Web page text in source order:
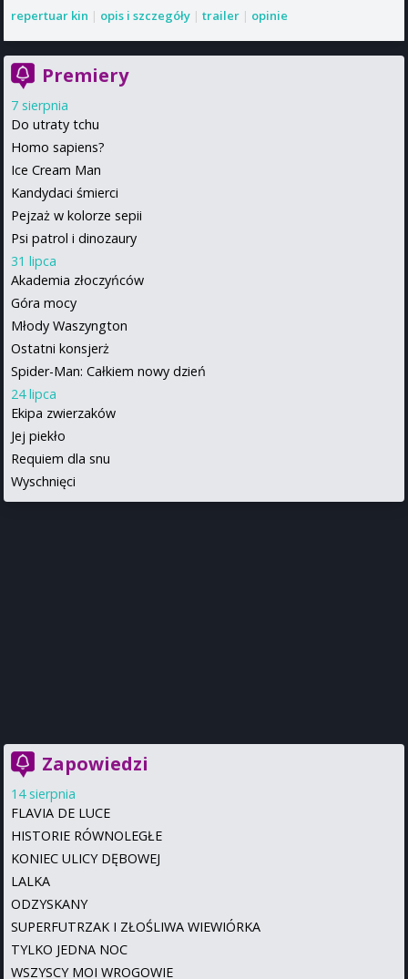
repertuar kin | opis i szczegóły | trailer | opinie
Premiery
7 sierpnia
Do utraty tchu
Homo sapiens?
Ice Cream Man
Kandydaci śmierci
Pejzaż w kolorze sepii
Psi patrol i dinozaury
31 lipca
Akademia złoczyńców
Góra mocy
Młody Waszyngton
Ostatni konsjerż
Spider-Man: Całkiem nowy dzień
24 lipca
Ekipa zwierzaków
Jej piekło
Requiem dla snu
Wyschnięci
Zapowiedzi
14 sierpnia
FLAVIA DE LUCE
HISTORIE RÓWNOLEGŁE
KONIEC ULICY DĘBOWEJ
LALKA
ODZYSKANY
SUPERFUTRZAK I ZŁOŚLIWA WIEWIÓRKA
TYLKO JEDNA NOC
WSZYSCY MOI WROGOWIE